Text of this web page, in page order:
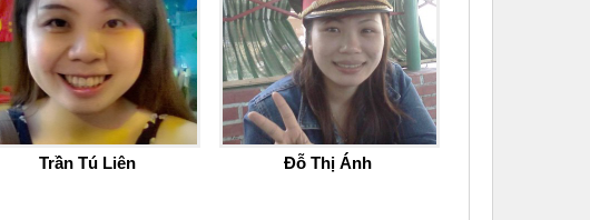
Trần Tú Liên Đỗ Thị Ánh